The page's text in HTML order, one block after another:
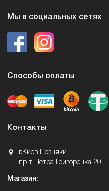
Мы в социальных сетях
Способы оплаты
Контакты
г.Киев Позняки
пр-т Петра Григоренка 20
Магазин: